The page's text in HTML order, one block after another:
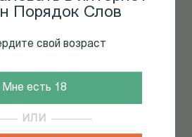
Порядок Слов
свой возраст
Мне есть 18
ИЛИ
сообщества